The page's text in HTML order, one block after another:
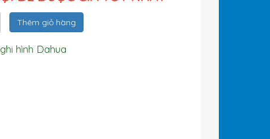
Thêm giỏ hàng
hình Dahua